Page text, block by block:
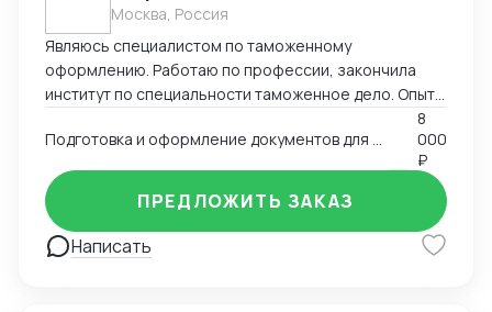
соблюдением правильности заявления в ДТ на
товары сведений, необходимых для целей валютного
контроля при декларировании товаров в
электронной форме.
Москва, Россия
Являюсь специалистом по таможенному
оформлению. Работаю по профессии, закончила
институт по специальности таможенное дело. Опыт
работы в двух крупных логистических компаниях, DSV
и ТЭК АЗИЯ ТРАНС, в таможенном отделе. Веду
сделку от начала и до конца: сбор всех необходимых
документов по поставке, по необходимости даю
запрос на недостающие документы; проверка
товаров на наличие сертификатов и деклараций
соответствия, также других разрешительных
Подготовка и оформление документов для декларирования товаров; Консультация по процедурам
8
000
₽
Написать
ПРЕДЛОЖИТЬ ЗАКАЗ